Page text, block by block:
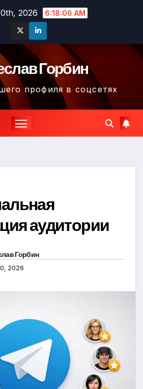
2026 6:18:07 AM
Горбин
профиля в соцсетях
аудитории
Горбин
2026